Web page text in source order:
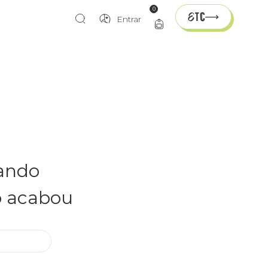
Entrar
0
acabou